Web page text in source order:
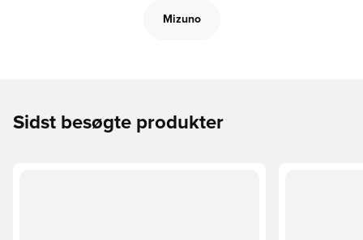
Mizuno
Sidst besøgte produkter